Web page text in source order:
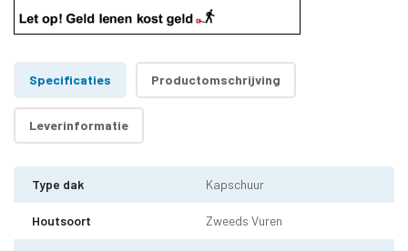
Specificaties Productomschrijving
Leverinformatie
Type dak Kapschuur
Houtsoort Zweeds Vuren